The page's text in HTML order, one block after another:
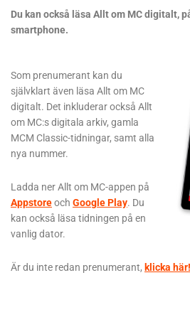
Du kan också läsa Allt om MC digitalt,
smartphone.
Som prenumerant kan du
självklart även läsa Allt om MC
digitalt. Det inkluderar också Allt
om MC:s digitala arkiv, gamla
MCM Classic-tidningar, samt alla
nya nummer.
Ladda ner Allt om MC-appen på
Appstoreoch Google Play. Du
kan också läsa tidningen på en
vanlig dator.
Är du inte redan prenumerant, klicka här!